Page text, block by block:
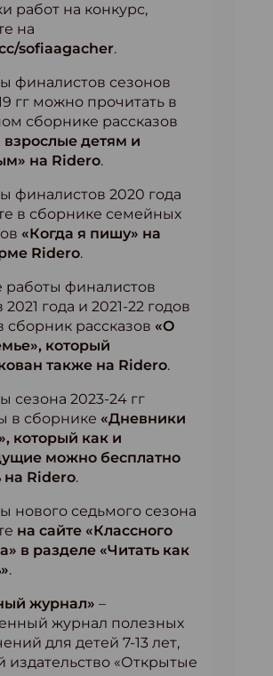
работ на конкурс,
на
sofiaagacher.
финалистов сезонов
гг можно прочитать в
сборнике рассказов
взрослые детям и
на Ridero.
финалистов 2020 года
в сборнике семейных
«Когда я пишу» на
Ridero.
финалистов
года и 2021-22 годов
сборник рассказов «О
который
также на Ridero.
сезона 2023-24 гг
в сборнике «Дневники
который как и
можно бесплатно
на Ridero.
нового седьмого сезона
на сайте «Классного
в разделе «Читать как
.
журнал» –
журнал полезных
для детей 7-13 лет,
издательство «Открытые